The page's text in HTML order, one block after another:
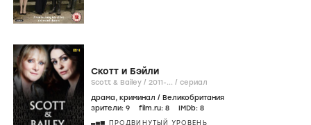
Скотт и Бэйли
Scott & Bailey / 2011-... / сериал
драма, криминал / Великобритания
зрители: 9 film.ru: 8 IMDb: 8
ПРОДВИНУТЫЙ УРОВЕНЬ